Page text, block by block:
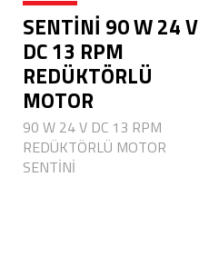
SENTİNİ 90 W 24 V
DC 13 RPM
REDÜKTÖRLÜ
MOTOR
90 W 24 V DC 13 RPM
REDÜKTÖRLÜ MOTOR
SENTİNİ